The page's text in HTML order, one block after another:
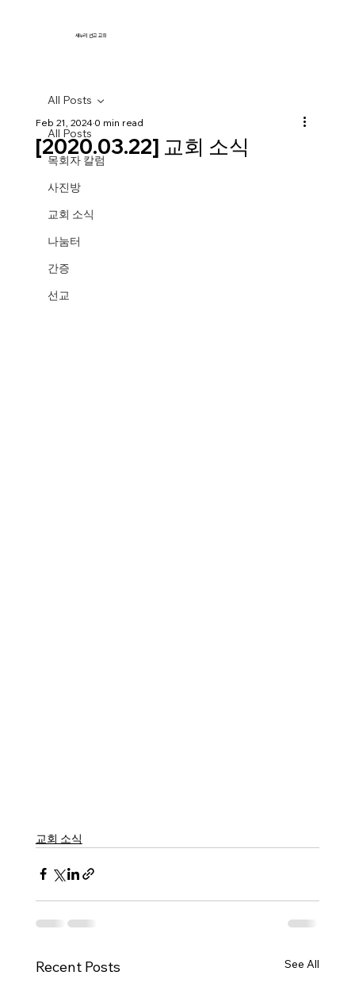
새누리 선교 교회
All Posts
목회자 칼럼
사진방
교회 소식
나눔터
간증
선교
All Posts
[2020.03.22] 교회 소식
Feb 21, 20240 min read
교회 소식
Recent Posts See All